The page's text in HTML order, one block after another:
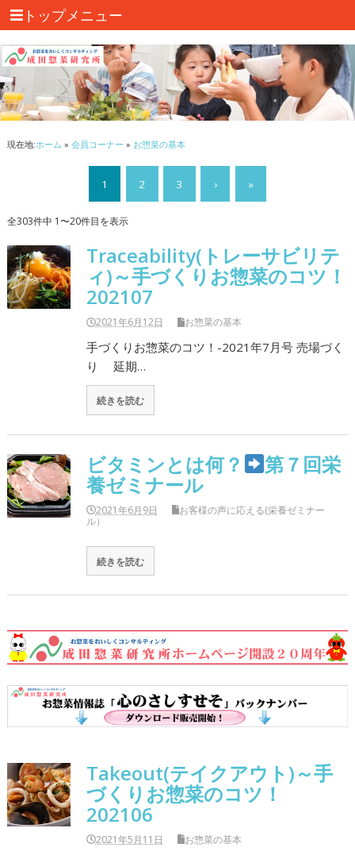
トップメニュー
現在地:ホーム » 会員コーナー » お惣菜の基本
1 2 3 › »
全303件中 1〜20件目を表示
Traceability(トレーサビリテ
ィ)～手づくりお惣菜のコツ！
202107
2021年6月12日 お惣菜の基本
手づくりお惣菜のコツ！-2021年7月号 売場づく
り 延期…
続きを読む
ビタミンとは何？ 第７回栄
養ゼミナール
2021年6月9日
お客様の声に応える(栄養ゼミナー
ル）
続きを読む
Takeout(テイクアウト)～手
づくりお惣菜のコツ！
202106
2021年5月11日 お惣菜の基本